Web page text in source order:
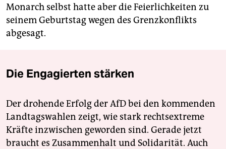
Monarch selbst hatte aber die Feierlichkeiten zu
seinem Geburtstag wegen des Grenzkonflikts
abgesagt.
Die Engagierten stärken
Der drohende Erfolg der AfD bei den kommenden
Landtagswahlen zeigt, wie stark rechtsextreme
Kräfte inzwischen geworden sind. Gerade jetzt
braucht es Zusammenhalt und Solidarität. Auch